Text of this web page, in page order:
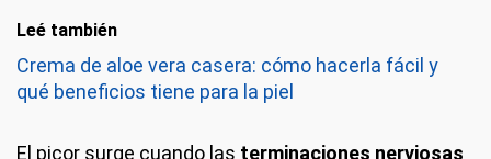
Leé también
Crema de aloe vera casera: cómo hacerla fácil y
qué beneficios tiene para la piel
El picor surge cuando las terminaciones nerviosas